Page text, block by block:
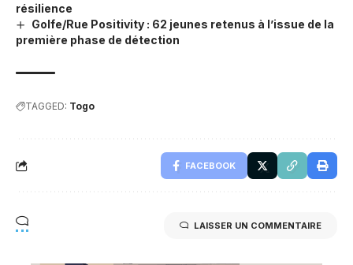
résilience
Golfe/Rue Positivity : 62 jeunes retenus à l’issue de la
première phase de détection
TAGGED: Togo
FACEBOOK
LAISSER UN COMMENTAIRE